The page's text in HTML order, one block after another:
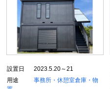
設置日
2023.5.20～21
用途
事務所・休憩室倉庫・物